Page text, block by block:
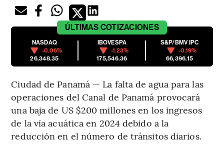
ÚLTIMAS COTIZACIONES
NASDAQ
-0.06%
26,348.35
IBOVESPA
-1.23%
175,546.36
S&P/BMV IPC
-0.19%
66,396.15
Ciudad de Panamá — La falta de agua para las
operaciones del Canal de Panamá provocará
una baja de US $200 millones en los ingresos
de la vía acuática en 2024 debido a la
reducción en el número de tránsitos diarios.